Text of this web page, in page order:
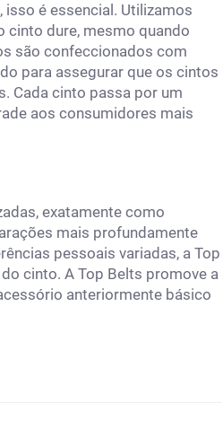
é essencial. Utilizamos
cinto dure, mesmo quando
são confeccionados com
para assegurar que os cintos
Cada cinto passa por um
aos consumidores mais
exatamente como
mais profundamente
pessoais variadas, a Top
cinto. A Top Belts promove a
anteriormente básico